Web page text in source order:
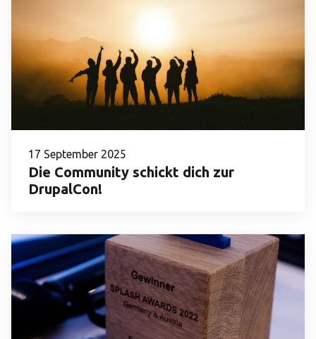
17 September 2025
Die Community schickt dich zur
DrupalCon!